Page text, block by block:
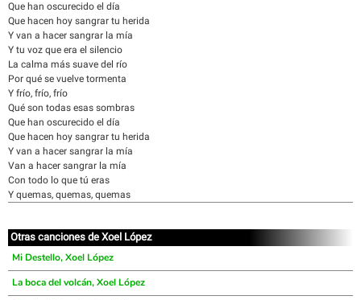
Que han oscurecido el día
Que hacen hoy sangrar tu herida
Y van a hacer sangrar la mía
Y tu voz que era el silencio
La calma más suave del río
Por qué se vuelve tormenta
Y frío, frío, frío
Qué son todas esas sombras
Que han oscurecido el día
Que hacen hoy sangrar tu herida
Y van a hacer sangrar la mía
Van a hacer sangrar la mía
Con todo lo que tú eras
Y quemas, quemas, quemas
Otras canciones de Xoel López
Mi Destello, Xoel López
La boca del volcán, Xoel López